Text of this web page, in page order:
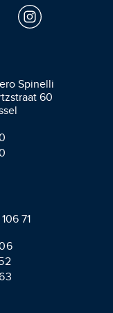
Spinelli
60
71